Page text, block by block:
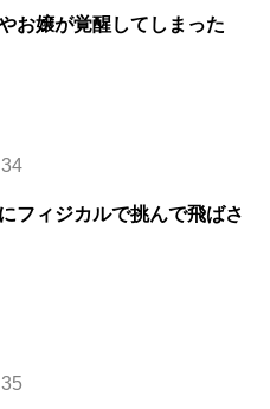
お嬢が覚醒してしまった
フィジカルで挑んで飛ばさ